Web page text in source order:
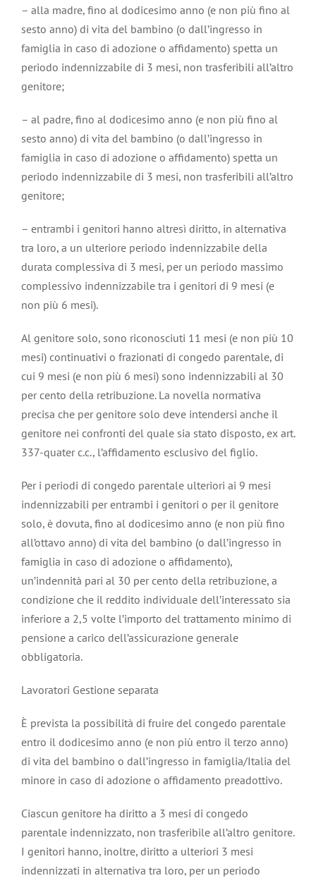
– alla madre, fino al dodicesimo anno (e non più fino al
sesto anno) di vita del bambino (o dall’ingresso in
famiglia in caso di adozione o affidamento) spetta un
periodo indennizzabile di 3 mesi, non trasferibili all’altro
genitore;
– al padre, fino al dodicesimo anno (e non più fino al
sesto anno) di vita del bambino (o dall’ingresso in
famiglia in caso di adozione o affidamento) spetta un
periodo indennizzabile di 3 mesi, non trasferibili all’altro
genitore;
– entrambi i genitori hanno altresì diritto, in alternativa
tra loro, a un ulteriore periodo indennizzabile della
durata complessiva di 3 mesi, per un periodo massimo
complessivo indennizzabile tra i genitori di 9 mesi (e
non più 6 mesi).
Al genitore solo, sono riconosciuti 11 mesi (e non più 10
mesi) continuativi o frazionati di congedo parentale, di
cui 9 mesi (e non più 6 mesi) sono indennizzabili al 30
per cento della retribuzione. La novella normativa
precisa che per genitore solo deve intendersi anche il
genitore nei confronti del quale sia stato disposto, ex art.
337-quater c.c., l’affidamento esclusivo del figlio.
Per i periodi di congedo parentale ulteriori ai 9 mesi
indennizzabili per entrambi i genitori o per il genitore
solo, è dovuta, fino al dodicesimo anno (e non più fino
all’ottavo anno) di vita del bambino (o dall’ingresso in
famiglia in caso di adozione o affidamento),
un’indennità pari al 30 per cento della retribuzione, a
condizione che il reddito individuale dell’interessato sia
inferiore a 2,5 volte l’importo del trattamento minimo di
pensione a carico dell’assicurazione generale
obbligatoria.
Lavoratori Gestione separata
È prevista la possibilità di fruire del congedo parentale
entro il dodicesimo anno (e non più entro il terzo anno)
di vita del bambino o dall’ingresso in famiglia/Italia del
minore in caso di adozione o affidamento preadottivo.
Ciascun genitore ha diritto a 3 mesi di congedo
parentale indennizzato, non trasferibile all’altro genitore.
I genitori hanno, inoltre, diritto a ulteriori 3 mesi
indennizzati in alternativa tra loro, per un periodo